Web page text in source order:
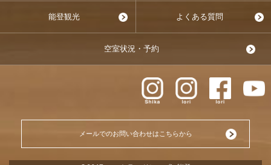
能登観光 よくある質問
空室状況・予約
メールでのお問い合わせはこちらから